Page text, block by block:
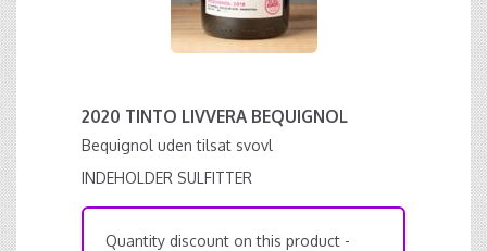
2020 TINTO LIVVERA BEQUIGNOL
Bequignol uden tilsat svovl
INDEHOLDER SULFITTER
Quantity discount on this product -